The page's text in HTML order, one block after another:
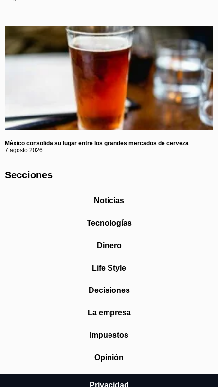
México consolida su lugar entre los grandes mercados de cerveza
7 agosto 2026
Secciones
Noticias
Tecnologías
Dinero
Life Style
Decisiones
La empresa
Impuestos
Opinión
Privacidad